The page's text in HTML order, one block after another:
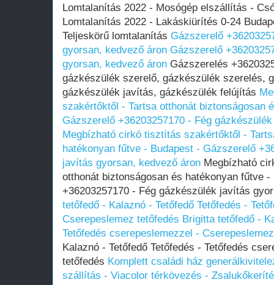
Lomtalanítás 2022 - Mosógép elszállítás -
Lomtalanítás‎ 2022 - Lakáskiürítés 0-24
Teljeskörű lomtalanítás Gázszerelő
gyorsan, kedvező áron Gázszerelő
gyorsan, kedvező áron Gázszerelés
gázkészülék szerelő, gázkészülék szerelés,
gázkészülék javítás, gázkészülék felújítás
szakértőktől - Tartsa otthonát biztonságosan
Gázszerelő +36203257170 - Fég
Megbízható cirkó tisztítás szakértőktől -
hatékonyan fűtve - Budapest - Gázszerelő
javítás gyorsan, kedvező áron Megbízható
otthonát biztonságosan és hatékonyan fűtve
+36203257170 - Fég gázkészülék javítás
tetőfedő - Kalaznó - Tetőfedő Tetőfedés -
Cserepeslemez tetőfedés Brigitta tetőfedő -
Tetőfedés cserepeslemezzel -
Kalaznó - Tetőfedő Tetőfedés - Tetőfedés
tetőfedés Komplett családi ház
szállítás - Viacolor térkövezés -